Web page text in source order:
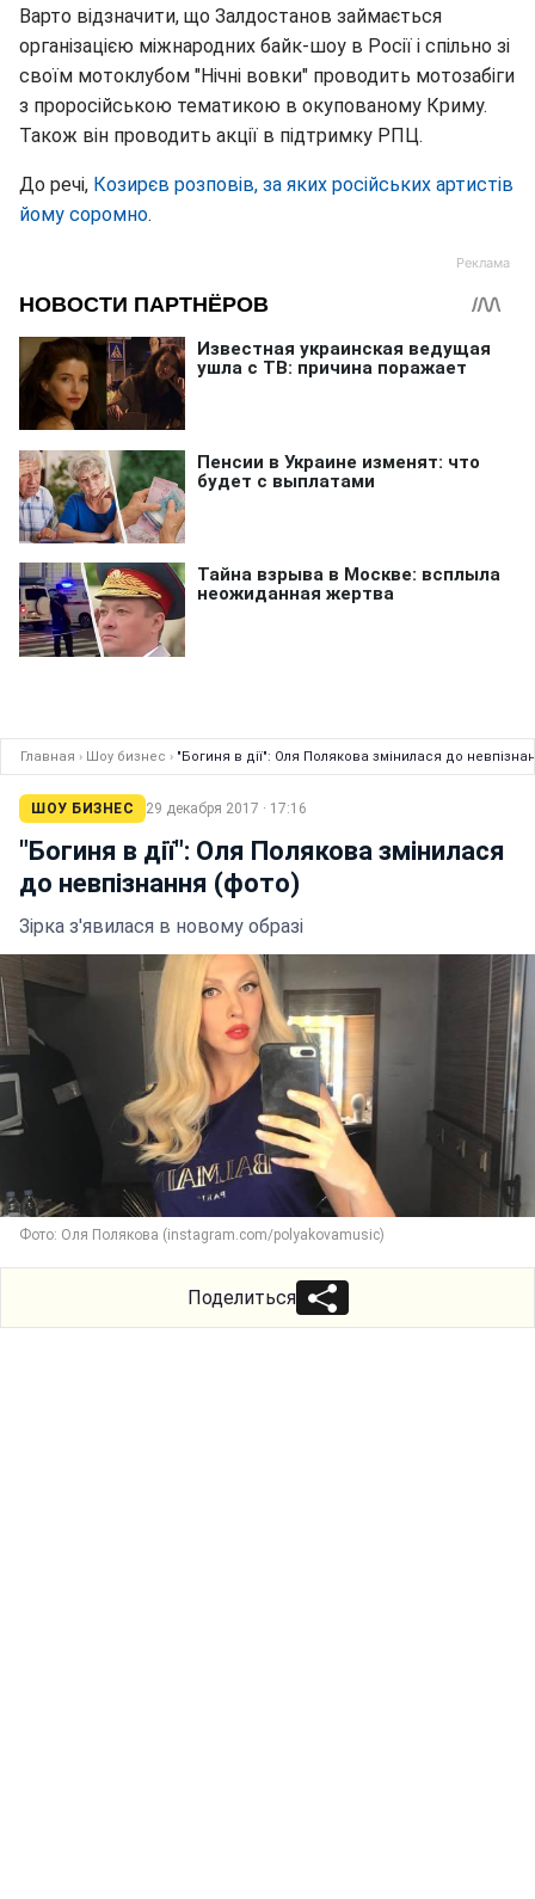
Варто відзначити, що Залдостанов займається
організацією міжнародних байк-шоу в Росії і спільно зі
своїм мотоклубом "Нічні вовки" проводить мотозабіги
з проросійською тематикою в окупованому Криму.
Також він проводить акції в підтримку РПЦ.
До речі, Козирєв розповів, за яких російських артистів
йому соромно.
Главная › Шоу бизнес › "Богиня в дії": Оля Полякова змінилася до
ШОУ БИЗНЕС 29 декабря 2017 · 17:16
"Богиня в дії": Оля Полякова змінилася
до невпізнання (фото)
Зірка з'явилася в новому образі
Фото: Оля Полякова (instagram.com/polyakovamusic)
Поделиться